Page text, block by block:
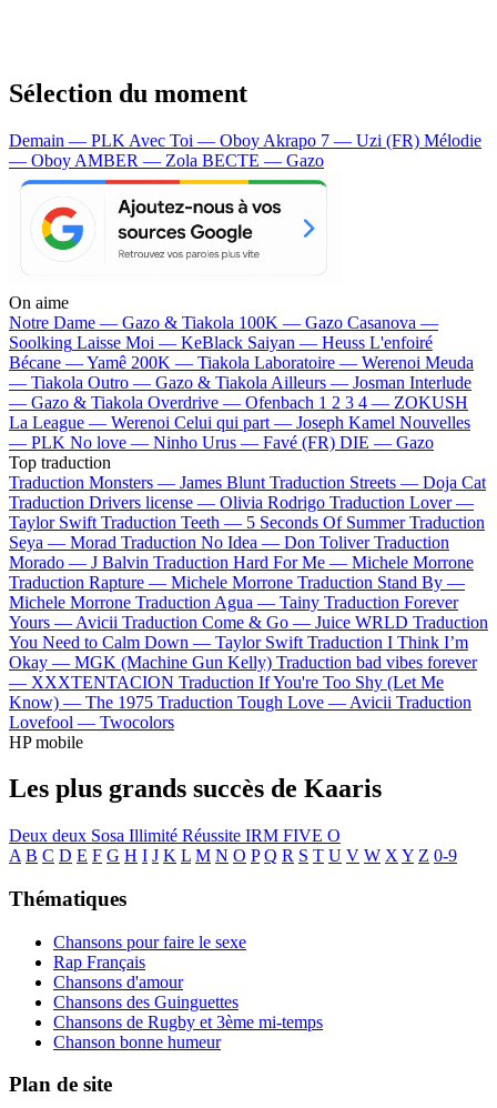
Sélection du moment
Demain — PLK Avec Toi — Oboy Akrapo 7 — Uzi (FR) Mélodie
— Oboy AMBER — Zola BECTE — Gazo
On aime
Notre Dame — Gazo & Tiakola 100K — Gazo Casanova —
Soolking Laisse Moi — KeBlack Saiyan — Heuss L'enfoiré
Bécane —Yamê 200K — Tiakola Laboratoire — Werenoi Meuda
— Tiakola Outro — Gazo & Tiakola Ailleurs — Josman Interlude
— Gazo & Tiakola Overdrive — Ofenbach 1 2 3 4 — ZOKUSH
La League — Werenoi Celui qui part — Joseph Kamel Nouvelles
— PLK No love — Ninho Urus — Favé (FR) DIE — Gazo
Top traduction
Traduction Monsters — James Blunt Traduction Streets — Doja Cat
Traduction Drivers license — Olivia Rodrigo Traduction Lover —
Taylor Swift Traduction Teeth — 5 Seconds Of Summer Traduction
Seya — Morad Traduction No Idea — Don Toliver Traduction
Morado — J Balvin Traduction Hard For Me — Michele Morrone
Traduction Rapture — Michele Morrone Traduction Stand By —
Michele Morrone Traduction Agua — Tainy Traduction Forever
Yours — Avicii Traduction Come & Go — Juice WRLD Traduction
You Need to Calm Down — Taylor Swift Traduction I Think I’m
Okay — MGK (Machine Gun Kelly) Traduction bad vibes forever
— XXXTENTACION Traduction If You're Too Shy (Let Me
Know) — The 1975 Traduction Tough Love — Avicii Traduction
Lovefool — Twocolors
HP mobile
Les plus grands succès de Kaaris
Deux deux Sosa Illimité Réussite IRM FIVE O
A B C D E F G H I J K L M N O P Q R S T U V W X Y Z 0-9
Thématiques
Chansons pour faire le sexe
Rap Français
Chansons d'amour
Chansons des Guinguettes
Chansons de Rugby et 3ème mi-temps
Chanson bonne humeur
Plan de site